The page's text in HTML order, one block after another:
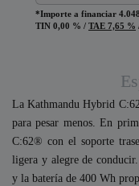
*Importe a financiar
TIN 0,00 % / TAE 7,65 %
La Kathmandu Hybrid
para pesar menos. En
C:62® con el soporte
ligera y alegre de
y la batería de 400 Wh